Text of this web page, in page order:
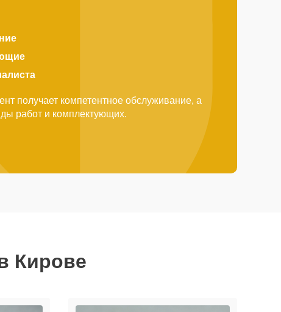
получает компетентное обслуживание, а
работ и комплектующих.
Кирове